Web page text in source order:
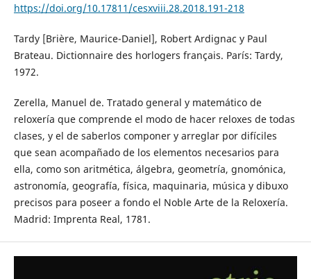
https://doi.org/10.17811/cesxviii.28.2018.191-218
Tardy [Brière, Maurice-Daniel], Robert Ardignac y Paul
Brateau. Dictionnaire des horlogers français. París: Tardy,
1972.
Zerella, Manuel de. Tratado general y matemático de
reloxería que comprende el modo de hacer reloxes de todas
clases, y el de saberlos componer y arreglar por difíciles
que sean acompañado de los elementos necesarios para
ella, como son aritmética, álgebra, geometría, gnomónica,
astronomía, geografía, física, maquinaria, música y dibuxo
precisos para poseer a fondo el Noble Arte de la Reloxería.
Madrid: Imprenta Real, 1781.